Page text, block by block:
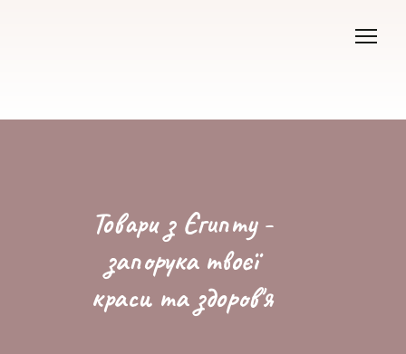
Товари з Єгипту -
запорука твоєї
краси та здоров'я